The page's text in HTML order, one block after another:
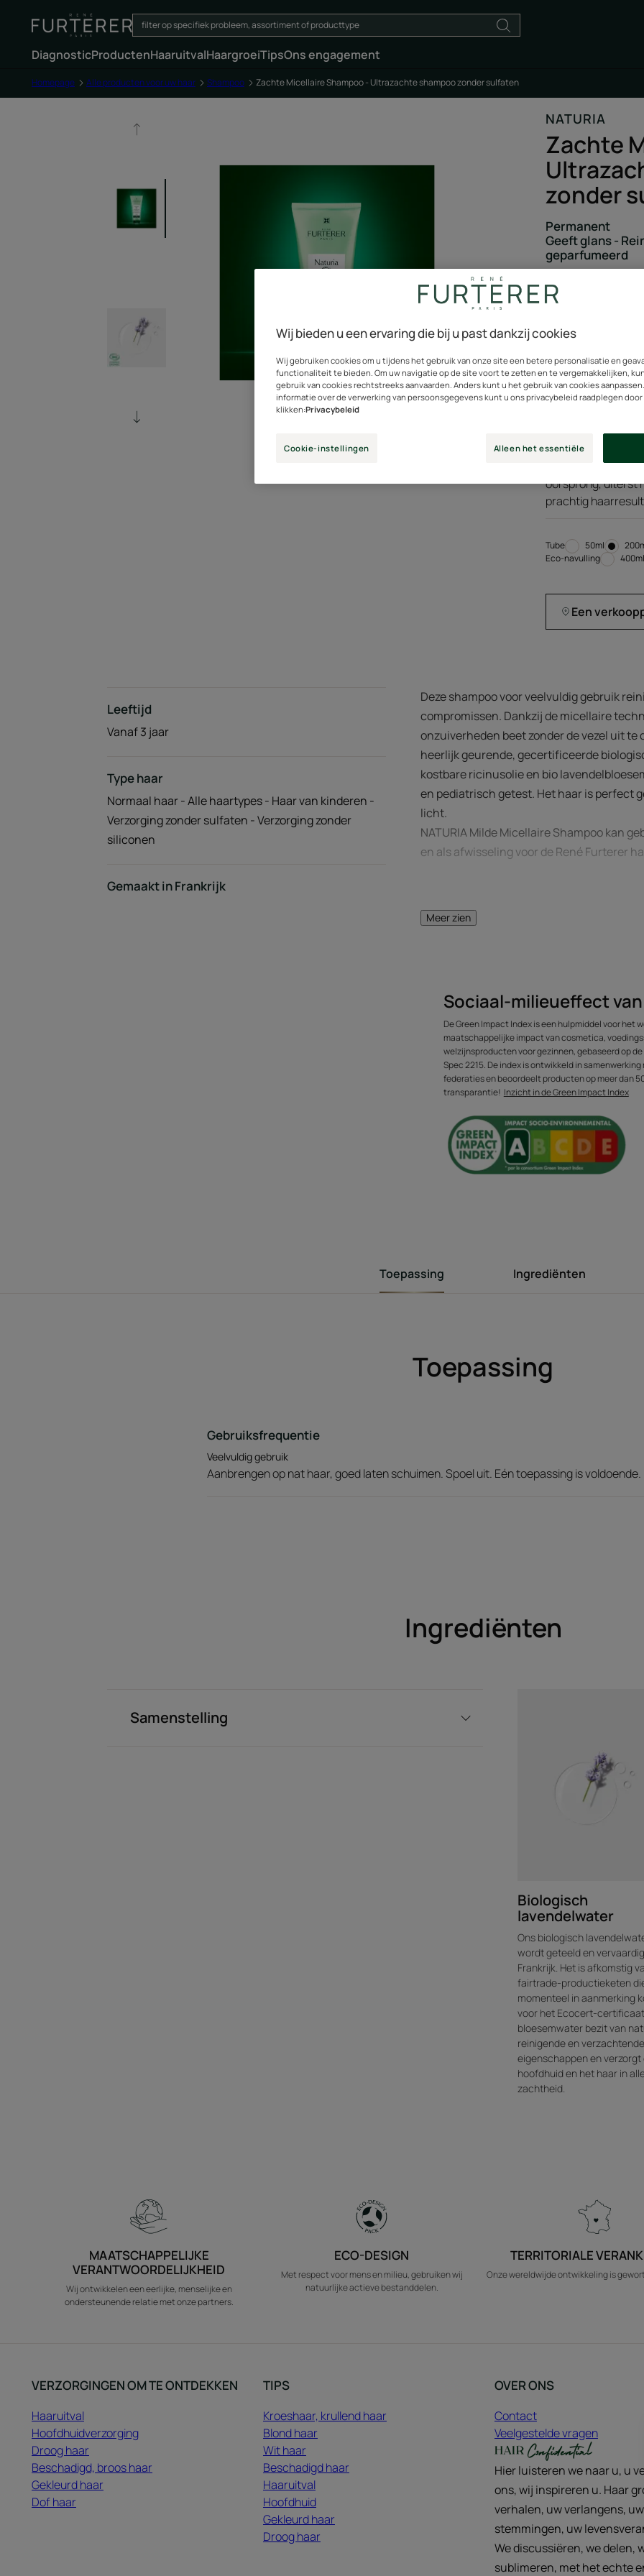
DiagnosticProductenHaaruitvalHaargroeiTipsOns engagement
Homepage Alle producten voor uw haar Shampoo Zachte Micellaire Shampoo - Ultrazachte shampoo zonder sulfaten
NATURIA
Zachte
zonder
Permanent
Geeft glans -
geparfumeerd
Geef als eerste je
De deskundige,
shampoo die het
Gecertificeerde
zonder
zintuigen en
Gecertificeerde
oorsprong, uiterst
prachtig
Tube Tube
50ml Tube
Eco-navulling
Eco-
400ml
Een
Leeftijd
Vanaf 3 jaar
Type haar
Normaal haar - Alle haartypes - Haar van kinderen -
Verzorging zonder sulfaten - Verzorging zonder
siliconen
Gemaakt in Frankrijk
Deze shampoo voor veelvuldig gebruik
compromissen. Dankzij de micellaire
onzuiverheden beet zonder de vezel uit
heerlijk geurende, gecertificeerde
kostbare ricinusolie en bio
en pediatrisch getest. Het haar is perfect
licht.
NATURIA Milde Micellaire Shampoo kan
en als afwisseling voor de René Furterer
• REINIGT EFFICIËNT EN ZACHT: grijpt alle
zacht, soepel en licht.
• NIEUWE UITERST RESPECTVOLLE EN
gecertificeerde biologische shampoo, met
siliconen, in een eco-ontworpen tube.
Meer zien
Sociaal-milieueffect
De Green Impact Index is een hulpmiddel voor het
maatschappelijke impact van cosmetica,
welzijnsproducten voor gezinnen, gebaseerd op
Spec 2215. De index is ontwikkeld in
federaties en beoordeelt producten op meer dan
transparantie! Inzicht in de Green Impact Index
Toepassing Ingrediënten
Toepassing
Gebruiksfrequentie
Veelvuldig gebruik
Aanbrengen op nat haar, goed laten schuimen. Spoel uit. Eén toepassing is
Ingrediënten
Samenstelling
Biologisch
lavendelwater
Ons biologisch
wordt geteeld en
Frankrijk. Het is afkomstig
fairtrade-productieketen
momenteel in aanmerking
voor het Ecocert-
bloesemwater bezit van
reinigende en verzachtende
eigenschappen en verzorgt
hoofdhuid en het haar in
zachtheid.
MAATSCHAPPELIJKE
VERANTWOORDELIJKHEID
Wij ontwikkelen een eerlijke, menselijke en
ondersteunende relatie met onze partners.
ECO-DESIGN
Met respect voor mens en milieu, gebruiken wij
natuurlijke actieve bestanddelen.
TERRITORIALE
Onze wereldwijde ontwikkeling is
VERZORGINGEN OM TE ONTDEKKEN
Haaruitval
Hoofdhuidverzorging
Droog haar
Beschadigd, broos haar
Gekleurd haar
Dof haar
TIPS
Kroeshaar, krullend haar
Blond haar
Wit haar
Beschadigd haar
Haaruitval
Hoofdhuid
Gekleurd haar
Droog haar
OVER ONS
Contact
Veelgestelde vragen
Hier luisteren we naar u, u
ons, wij inspireren u. Haar
verhalen, uw verlangens, uw
stemmingen, uw
We discussiëren, we delen,
sublimeren, met het echte
Wij bieden u een ervaring die bij u past dankzij cookies
Wij gebruiken cookies om u tijdens het gebruik van onze site een betere personalisatie en
functionaliteit te bieden. Om uw navigatie op de site voort te zetten en te vergemakkelijken,
gebruik van cookies rechtstreeks aanvaarden. Anders kunt u het gebruik van cookies
informatie over de verwerking van persoonsgegevens kunt u ons privacybeleid raadplegen
klikken:Privacybeleid
Cookie-instellingen Alleen het essentiële